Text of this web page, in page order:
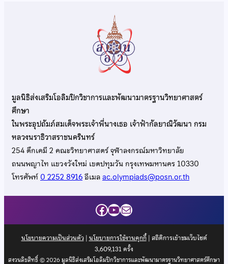
มูลนิธิส่งเสริมโอลิมปิกวิชาการและพัฒนามาตรฐานวิทยาศาสตร์
ศึกษา
ในพระอุปถัมภ์สมเด็จพระเจ้าพี่นางเธอ เจ้าฟ้ากัลยาณิวัฒนา กรม
หลวงนราธิวาสราชนครินทร์
254 ตึกเคมี 2 คณะวิทยาศาสตร์ จุฬาลงกรณ์มหาวิทยาลัย
ถนนพญาไท แขวงวังใหม่ เขตปทุมวัน กรุงเทพมหานคร 10330
โทรศัพท์0 2252 8916อีเมลac.olympiads@posn.or.th
Facebook
YouTube
Mail
นโยบายความเป็นส่วนตัว| นโยบายการใช้งานคุกกี้| สถิติการเข้าชมเว็บไซต์
3,609,131ครั้ง
สงวนลิขสิทธิ์ © 2026 มูลนิธิส่งเสริมโอลิมปิกวิชาการและพัฒนามาตรฐานวิทยาศาสตร์ศึกษา